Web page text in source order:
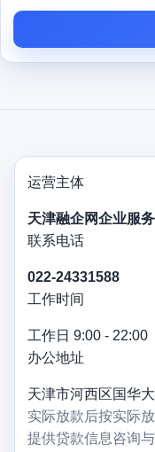
运营主体
天津融企网企业服
联系电话
022-24331588
工作时间
工作日 9:00 - 22:00
办公地址
天津市河西区国华
实际放款后按实际
提供贷款信息咨询